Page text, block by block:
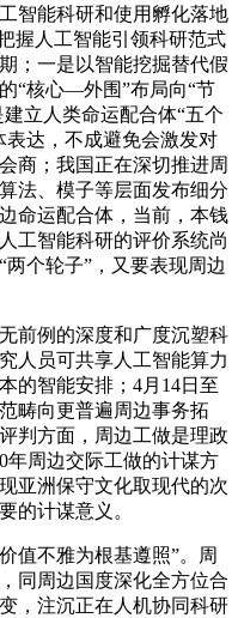
智能科研和使用孵化落地
握人工智能引领科研范式
；一是以智能挖掘替代假
“核心—外围”布局向“节
立人类命运配合体“五个
表达，不成避免会激发对
商；我国正在深切推进周
法、模子等层面发布细分
命运配合体，当前，本钱
工智能科研的评价系统尚
个轮子”，又要表现周边
例的深度和广度沉塑科
人员可共享人工智能算力
的智能安排；4月14日至
畴向更普遍周边事务拓
判方面，周边工做是理政
年周边交际工做的计谋方
亚洲保守文化取现代的次
的计谋意义。
不雅为根基遵照”。周
同周边国度深化全方位合
，注沉正在人机协同科研